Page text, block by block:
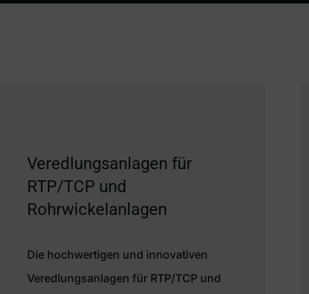
Veredlungsanlagen für
RTP/TCP und
Rohrwickelanlagen
Die hochwertigen und innovativen
Veredlungsanlagen für RTP/TCP und